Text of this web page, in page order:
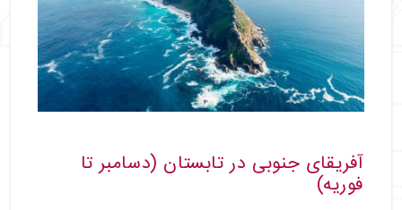
آفریقای جنوبی در تابستان (دسامبر تا
فوریه)